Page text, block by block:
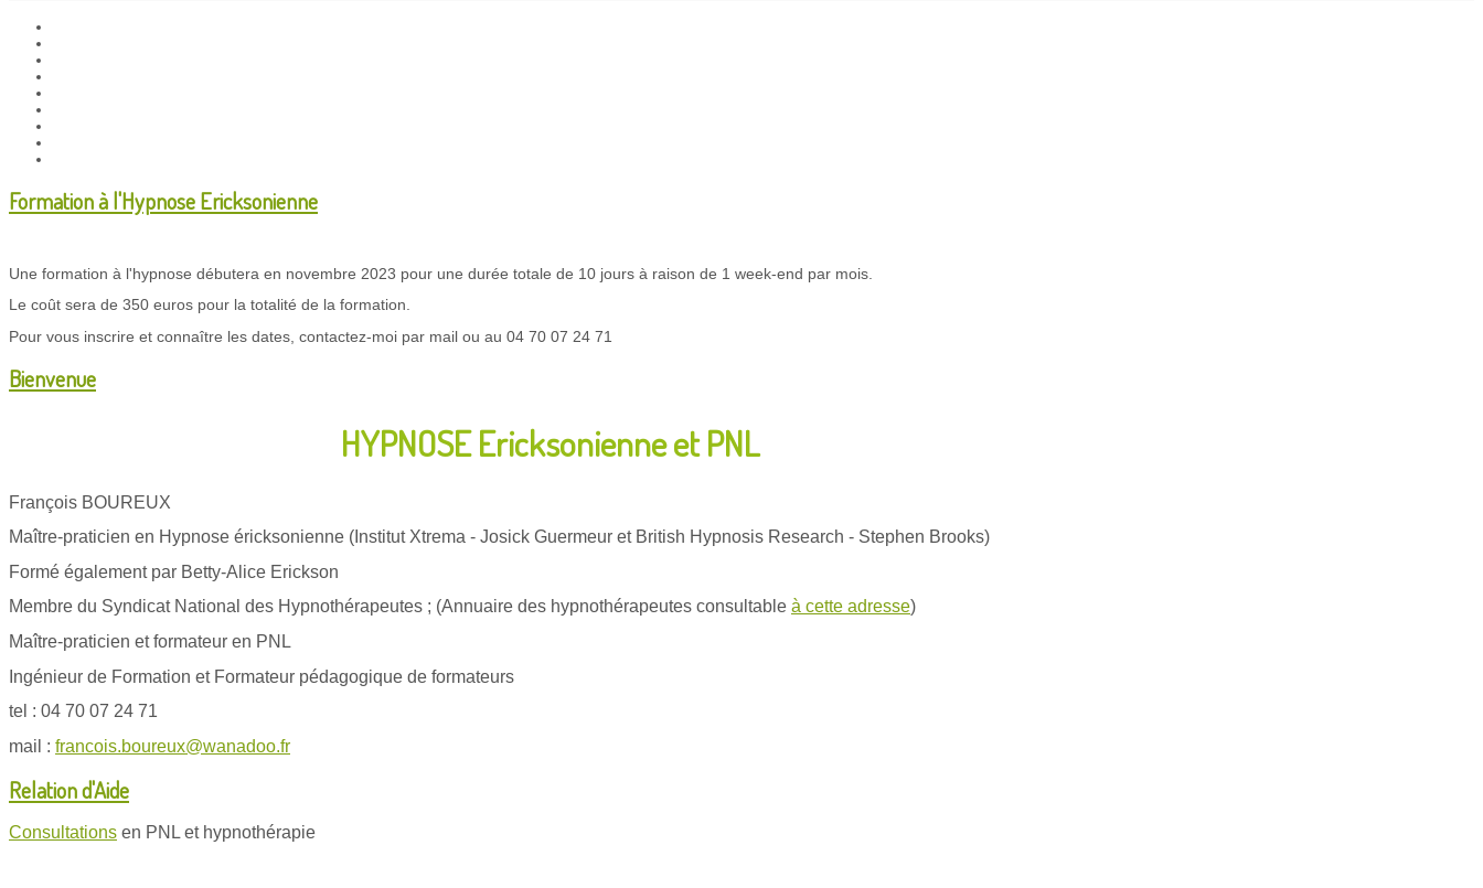
Formation à l'Hypnose Ericksonienne
Une formation à l'hypnose débutera en novembre 2023 pour une durée totale de 10 jours à raison de 1 week-end par mois.
Le coût sera de 350 euros pour la totalité de la formation.
Pour vous inscrire et connaître les dates, contactez-moi par mail ou au 04 70 07 24 71
Bienvenue
HYPNOSE Ericksonienne et PNL
François BOUREUX
Maître-praticien en Hypnose éricksonienne (Institut Xtrema - Josick Guermeur et British Hypnosis Research - Stephen Brooks)
Formé également par Betty-Alice Erickson
Membre du Syndicat National des Hypnothérapeutes ; (Annuaire des hypnothérapeutes consultable à cette adresse)
Maître-praticien et formateur en PNL
Ingénieur de Formation et Formateur pédagogique de formateurs
tel : 04 70 07 24 71
mail : francois.boureux@wanadoo.fr
Relation d'Aide
Consultations en PNL et hypnothérapie